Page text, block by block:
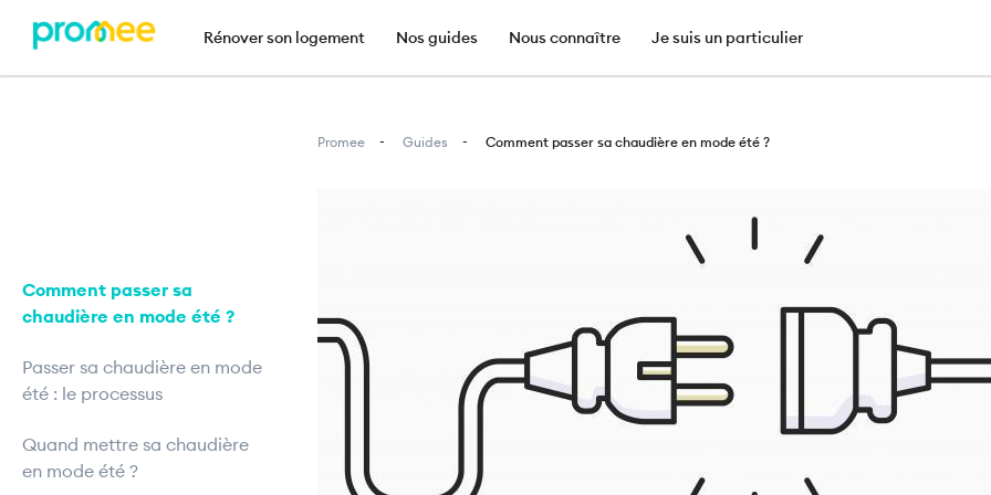
au
Navigation principale
Rénover son logement Nos guides Nous connaître Je suis un particulier
Comment passer sa
chaudière en mode été ?
Passer sa chaudière en mode
été : le processus
Quand mettre sa chaudière
en mode été ?
Promee Guides Comment passer sa chaudière en mode été ?